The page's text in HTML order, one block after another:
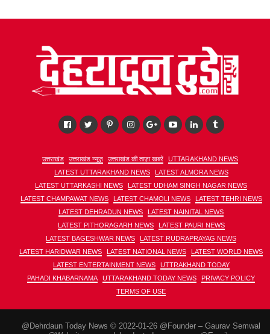
उत्तराखंड उत्तराखंड न्यूज़ उत्तराखंड की ताज़ा खबरें
UTTARAKHAND NEWS
LATEST UTTARAKHAND NEWS
LATEST ALMORA NEWS
LATEST UTTARKASHI NEWS
LATEST UDHAM SINGH NAGAR NEWS
LATEST CHAMPAWAT NEWS
LATEST CHAMOLI NEWS
LATEST TEHRI NEWS
LATEST DEHRADUN NEWS
LATEST NAINITAL NEWS
LATEST PITHORAGARH NEWS
LATEST PAURI NEWS
LATEST BAGESHWAR NEWS
LATEST RUDRAPRAYAG NEWS
LATEST HARIDWAR NEWS
LATEST NATIONAL NEWS
LATEST WORLD NEWS
LATEST ENTERTAINMENT NEWS
UTTRAKHAND TODAY
PAHADI KHABARNAMA
UTTARAKHAND TODAY NEWS
PRIVACY POLICY
TERMS OF USE
@Dehrdaun Today News © 2022-01-26 @Founder – Gaurav Semwal